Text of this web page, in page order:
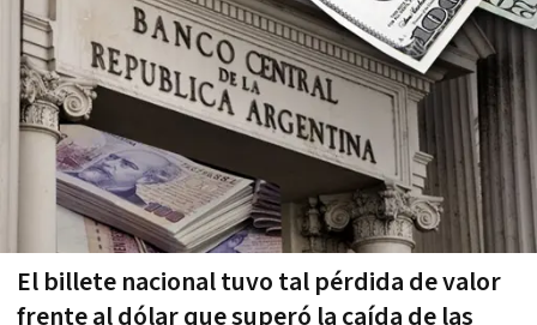
El billete nacional tuvo tal pérdida de valor
frente al dólar que superó la caída de las